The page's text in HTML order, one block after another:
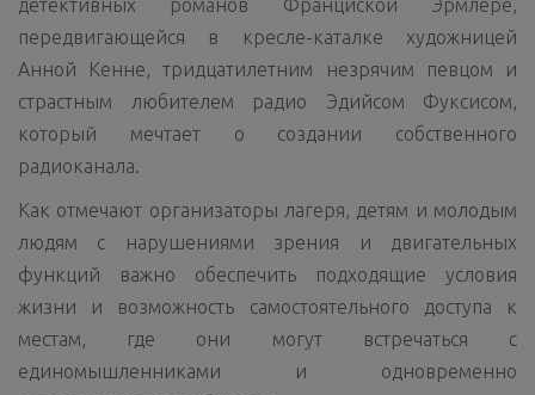
детективных романов Франциской Эрмлере,
передвигающейся в кресле-каталке художницей
Анной Кенне, тридцатилетним незрячим певцом и
страстным любителем радио Эдийсом Фуксисом,
который мечтает о создании собственного
радиоканала.
Как отмечают организаторы лагеря, детям и молодым
людям с нарушениями зрения и двигательных
функций важно обеспечить подходящие условия
жизни и возможность самостоятельного доступа к
местам, где они могут встречаться с
единомышленниками и одновременно